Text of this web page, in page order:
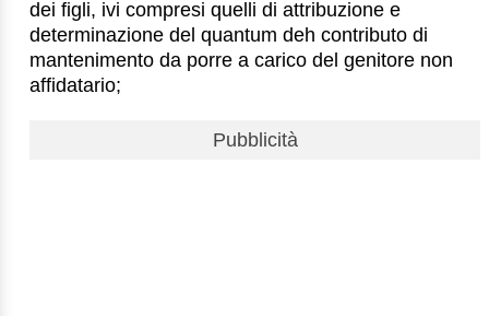
dei figli, ivi compresi quelli di attribuzione e
determinazione del quantum deh contributo di
mantenimento da porre a carico del genitore non
affidatario;
Pubblicità